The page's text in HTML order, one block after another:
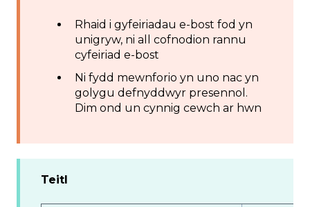
Rhaid i gyfeiriadau e-bost fod yn
unigryw, ni all cofnodion rannu
cyfeiriad e-bost
Ni fydd mewnforio yn uno nac yn
golygu defnyddwyr presennol.
Dim ond un cynnig cewch ar hwn
Teitl